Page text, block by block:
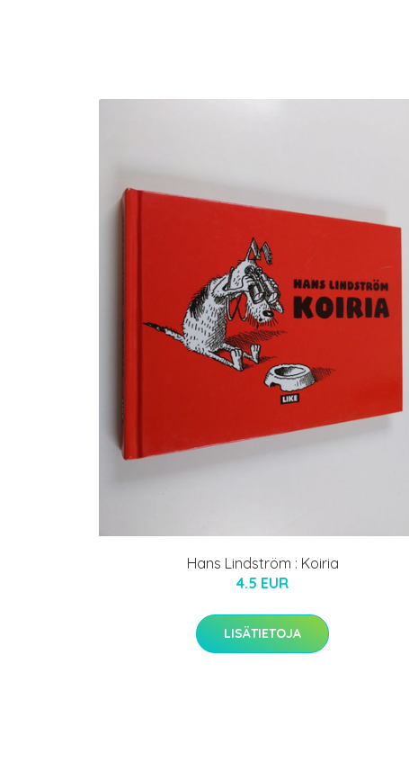
Hans Lindström : Koiria
4.5 EUR
LISÄTIETOJA